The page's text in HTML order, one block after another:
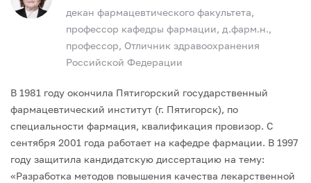
декан фармацевтического факультета,
профессор кафедры фармации, д.фарм.н.,
профессор, Отличник здравоохранения
Российской Федерации
В 1981 году окончила Пятигорский государственный
фармацевтический институт (г. Пятигорск), по
специальности фармация, квалификация провизор. С
сентября 2001 года работает на кафедре фармации. В 1997
году защитила кандидатскую диссертацию на тему:
«Разработка методов повышения качества лекарственной